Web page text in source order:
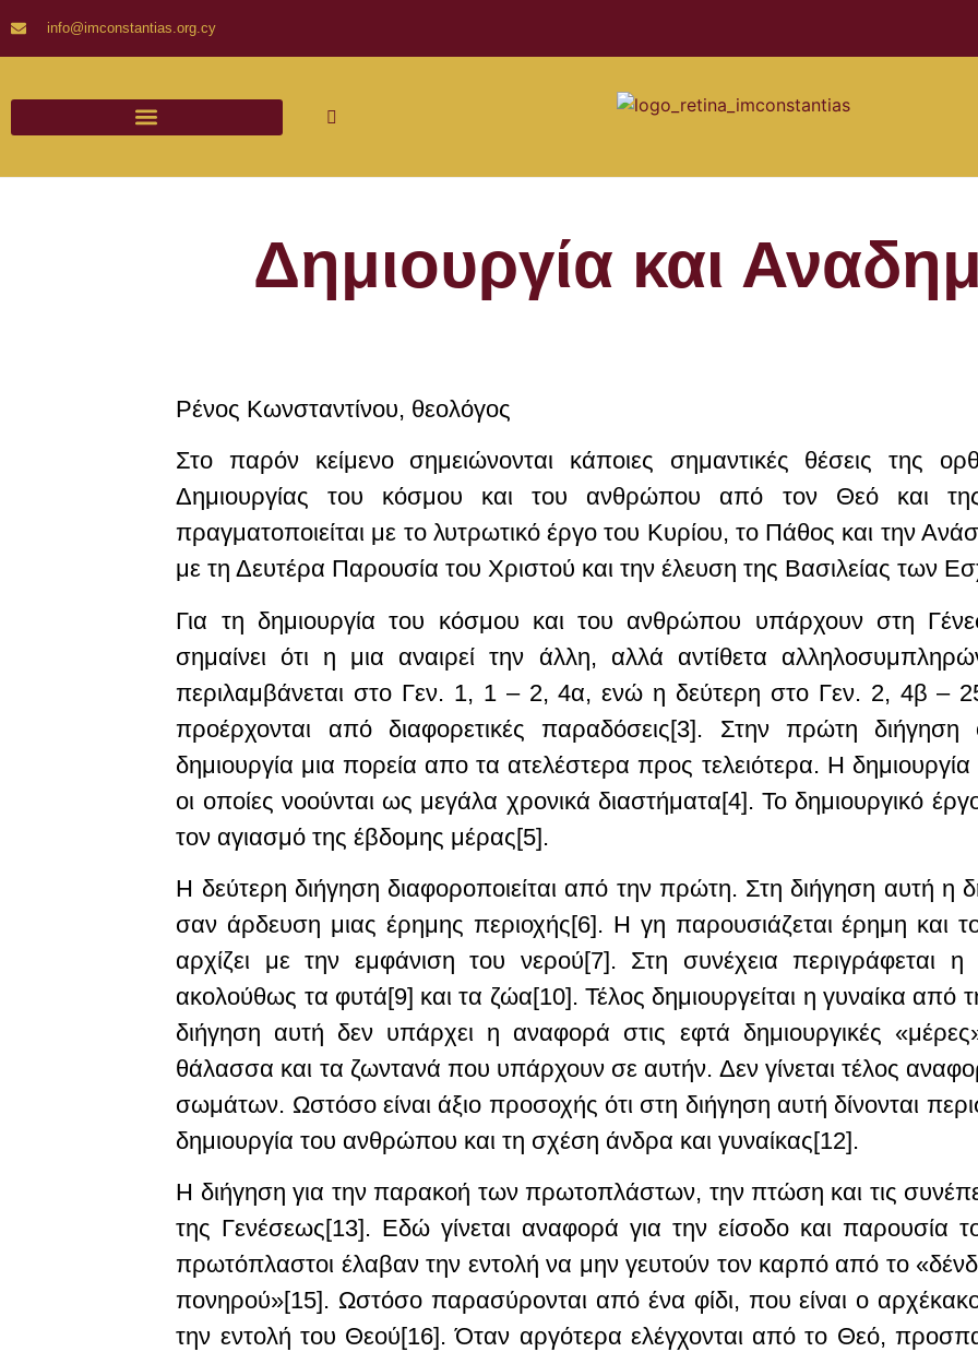
info@imconstantias.org.cy
Δημιουργία και
Ρένος Κωνσταντίνου, θεολόγος
Στο παρόν κείμενο σημειώνονται κάποιες σημαντικές θέσεις της
Δημιουργίας του κόσμου και του ανθρώπου από τον Θεό και
πραγματοποιείται με το λυτρωτικό έργο του Κυρίου, το Πάθος και την
με τη Δευτέρα Παρουσία του Χριστού και την έλευση της Βασιλείας των
Για τη δημιουργία του κόσμου και του ανθρώπου υπάρχουν στη
σημαίνει ότι η μια αναιρεί την άλλη, αλλά αντίθετα
περιλαμβάνεται στο Γεν. 1, 1 – 2, 4α, ενώ η δεύτερη στο Γεν. 2, 4β –
προέρχονται από διαφορετικές παραδόσεις[3]. Στην πρώτη
δημιουργία μια πορεία απο τα ατελέστερα προς τελειότερα. Η δημιουργία
οι οποίες νοούνται ως μεγάλα χρονικά διαστήματα[4]. Το δημιουργικό
τον αγιασμό της έβδομης μέρας[5].
Η δεύτερη διήγηση διαφοροποιείται από την πρώτη. Στη διήγηση αυτή η
σαν άρδευση μιας έρημης περιοχής[6]. Η γη παρουσιάζεται έρημη και
αρχίζει με την εμφάνιση του νερού[7]. Στη συνέχεια περιγράφεται
ακολούθως τα φυτά[9] και τα ζώα[10]. Τέλος δημιουργείται η γυναίκα από
διήγηση αυτή δεν υπάρχει η αναφορά στις εφτά δημιουργικές
θάλασσα και τα ζωντανά που υπάρχουν σε αυτήν. Δεν γίνεται τέλος
σωμάτων. Ωστόσο είναι άξιο προσοχής ότι στη διήγηση αυτή δίνονται
δημιουργία του ανθρώπου και τη σχέση άνδρα και γυναίκας[12].
Η διήγηση για την παρακοή των πρωτοπλάστων, την πτώση και τις
της Γενέσεως[13]. Εδώ γίνεται αναφορά για την είσοδο και παρουσία
πρωτόπλαστοι έλαβαν την εντολή να μην γευτούν τον καρπό από το
πονηρού»[15]. Ωστόσο παρασύρονται από ένα φίδι, που είναι ο
την εντολή του Θεού[16]. Όταν αργότερα ελέγχονται από το Θεό,